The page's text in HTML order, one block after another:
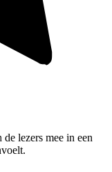
lezers mee in een